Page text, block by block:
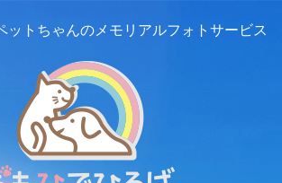
ットちゃんの メモリアルフォトサービス